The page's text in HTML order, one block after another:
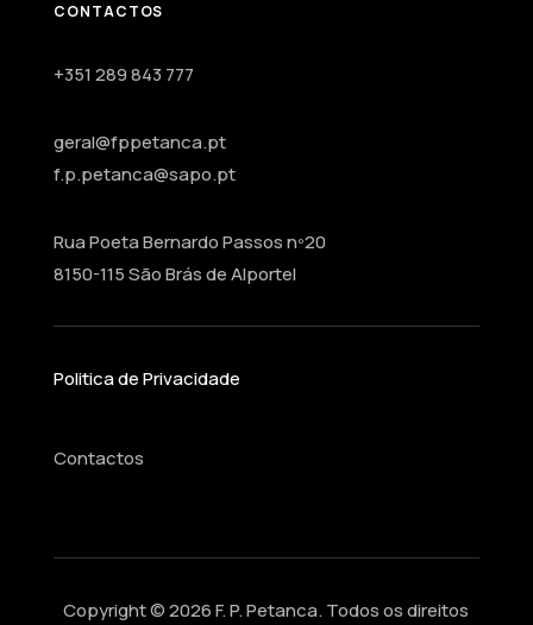
CONTACTOS
+351 289 843 777
geral@fppetanca.pt
f.p.petanca@sapo.pt
Rua Poeta Bernardo Passos nº20
8150-115 São Brás de Alportel
Politica de Privacidade
Contactos
Copyright © 2026 F. P. Petanca. Todos os direitos